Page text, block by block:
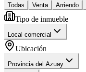
Todas Venta Arriendo
Tipo de inmueble
Local comercial
Ubicación
Provincia del Azuay